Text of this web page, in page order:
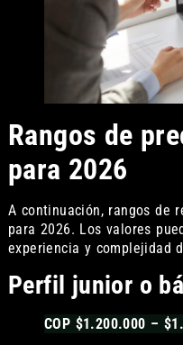
Rangos de
para 2026
A continuación, rangos de
para 2026. Los valores
experiencia y complejidad
Perfil junior o
COP $1.200.000 –